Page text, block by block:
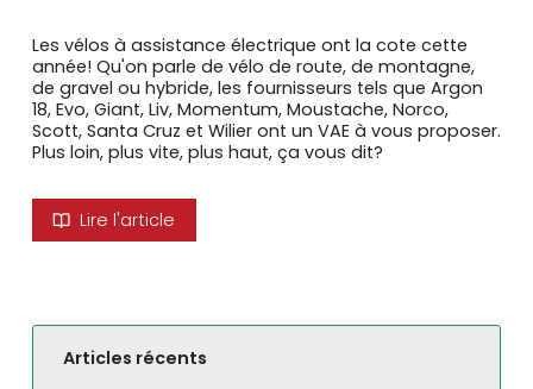
Les vélos à assistance électrique ont la cote cette
année! Qu'on parle de vélo de route, de montagne,
de gravel ou hybride, les fournisseurs tels que Argon
18, Evo, Giant, Liv, Momentum, Moustache, Norco,
Scott, Santa Cruz et Wilier ont un VAE à vous proposer.
Plus loin, plus vite, plus haut, ça vous dit?
Lire l'article
Articles récents